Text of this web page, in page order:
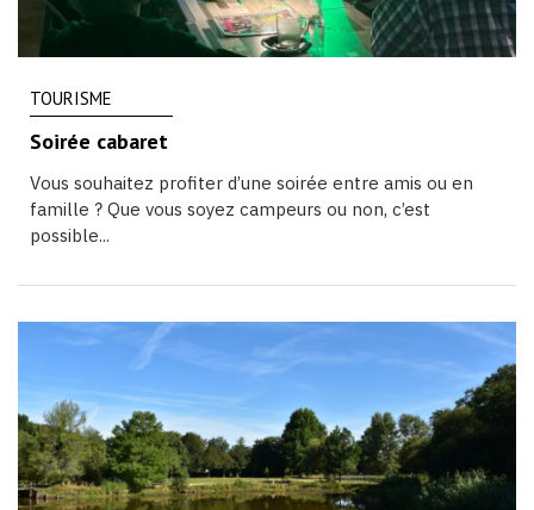
TOURISME
Soirée cabaret
Vous souhaitez profiter d’une soirée entre amis ou en
famille ? Que vous soyez campeurs ou non, c’est
possible...